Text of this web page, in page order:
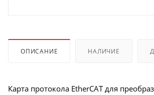
ОПИСАНИЕ НАЛИЧИЕ
Карта протокола EtherCAT для